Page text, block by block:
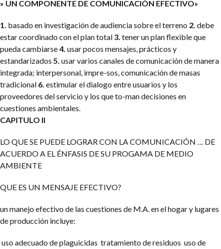
» UN COMPONENTE DE COMUNICACIÓN EFECTIVO»
1. basado en investigación de audiencia sobre el terreno 2. debe
estar coordinado con el plan total 3. tener un plan flexible que
pueda cambiarse4. usar pocos mensajes, prácticos y
estandarizados 5. usar varios canales de comunicación de manera
integrada; interpersonal, impre-sos, comunicación de masas
tradicional 6. estimular el dialogo entre usuarios y los
proveedores del servicio y los que to-man decisiones en
cuestiones ambientales.
CAPITULO II
LO QUE SE PUEDE LOGRAR CON LA COMUNICACIÓN … DE
ACUERDO A EL ÉNFASIS DE SU PROGAMA DE MEDIO
AMBIENTE
QUE ES UN MENSAJE EFECTIVO?
un manejo efectivo de las cuestiones de M.A. en el hogar y lugares
de producción incluye:
uso adecuado de plaguicidas tratamiento de residuos uso de